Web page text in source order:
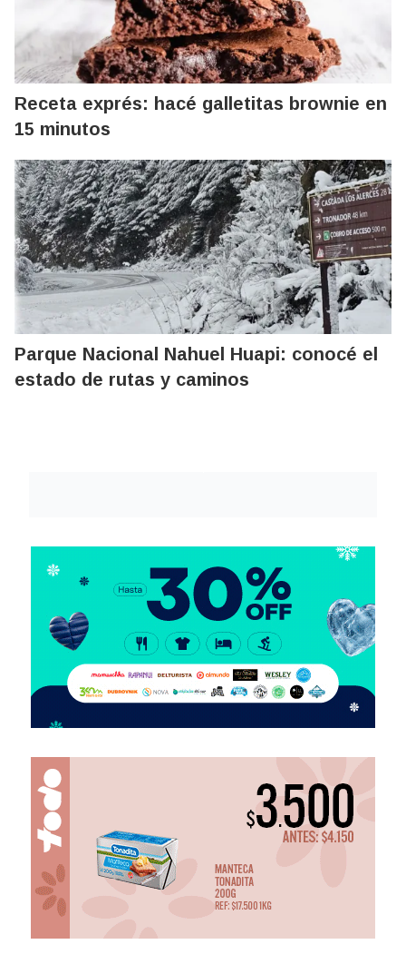
Receta exprés: hacé galletitas brownie en
15 minutos
Parque Nacional Nahuel Huapi: conocé el
estado de rutas y caminos